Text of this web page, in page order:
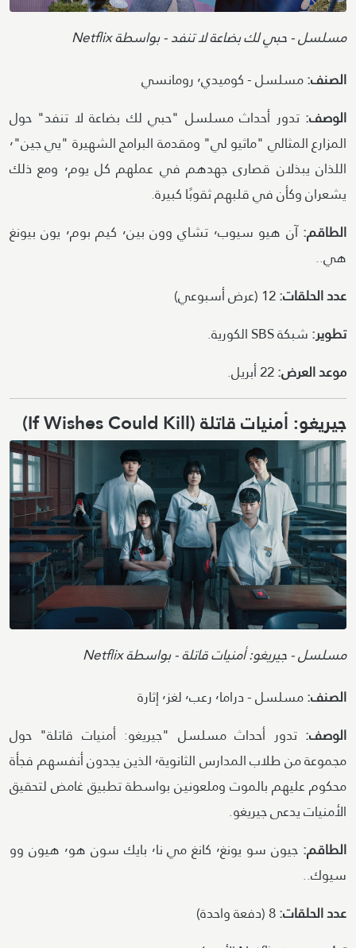
Attribution
مسلسل - حبي لك بضاعة لا تنفد - بواسطة Netflix
الصنف:مسلسل - كوميدي٬ رومانسي
الوصف:تدور أحداث مسلسل "حبي لك بضاعة لا تنفد" حول
المزارع المثالي "ماثيو لي" ومقدمة البرامج الشهيرة "يي جين"٬
اللذان يبذلان قصارى جهدهم في عملهم كل يوم٬ ومع ذلك
يشعران وكأن في قلبهم ثقوبًا كبيرة.
الطاقم:
آن هيو سيوب٬ تشاي وون بين٬ كيم بوم٬ يون بيونغ
هي..
عدد الحلقات:12 (عرض أسبوعي)
تطوير:شبكة SBS الكورية.
موعد العرض:22 أبريل.
جيريغو: أمنيات قاتلة (If Wishes Could Kill)
Image
Attribution
مسلسل - جيريغو: أمنيات قاتلة - بواسطة Netflix
الصنف:مسلسل - دراما٬ رعب٬ لغز٬ إثارة
الوصف:تدور أحداث مسلسل "جيريغو: أمنيات قاتلة" حول
مجموعة من طلاب المدارس الثانوية٬ الذين يجدون أنفسهم فجأة
محكوم عليهم بالموت وملعونين بواسطة تطبيق غامض لتحقيق
الأمنيات يدعى جيريغو.
الطاقم:
جيون سو يونغ٬ كانغ مي نا٬ بايك سون هو٬ هيون وو
سيوك..
عدد الحلقات:8 (دفعة واحدة)